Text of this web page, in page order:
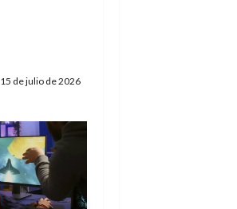
15 de julio de 2026